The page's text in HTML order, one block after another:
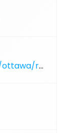
https://fs.usda.gov/recarea/ottawa/recarea/?recid=12331